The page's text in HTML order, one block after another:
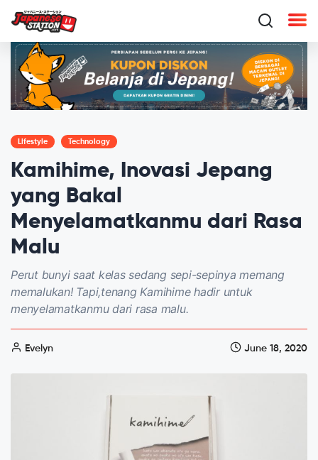
Lifestyle Technology
Kamihime, Inovasi Jepang
yang Bakal
Menyelamatkanmu dari Rasa
Malu
Perut bunyi saat kelas sedang sepi-sepinya memang
memalukan! Tapi,tenang Kamihime hadir untuk
menyelamatkanmu dari rasa malu.
Evelyn June 18, 2020